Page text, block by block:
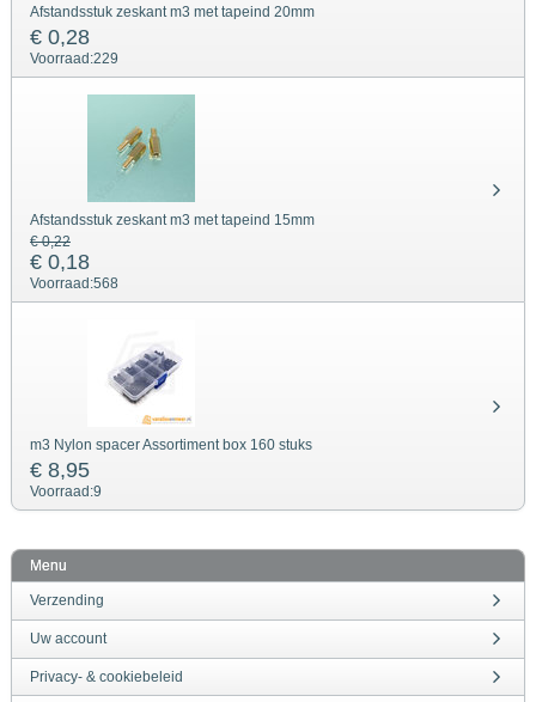
Afstandsstuk zeskant m3 met tapeind 20mm
€ 0,28
Voorraad:229
Afstandsstuk zeskant m3 met tapeind 15mm
€ 0,22
€ 0,18
Voorraad:568
m3 Nylon spacer Assortiment box 160 stuks
€ 8,95
Voorraad:9
Menu
Verzending
Uw account
Privacy- & cookiebeleid